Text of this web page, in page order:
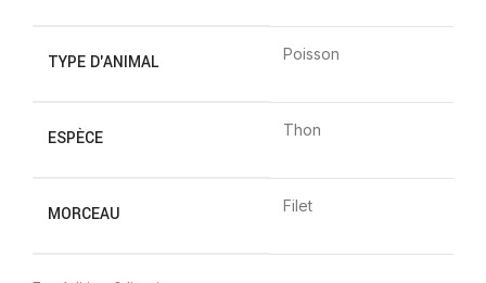
TYPE D'ANIMAL Poisson
ESPÈCE Thon
MORCEAU Filet